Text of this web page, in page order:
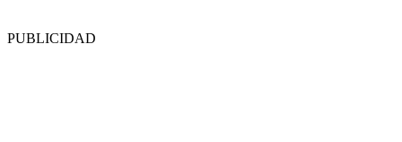
PUBLICIDAD